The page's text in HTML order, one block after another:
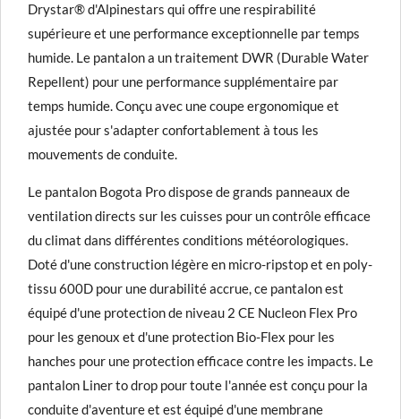
Drystar® d'Alpinestars qui offre une respirabilité
supérieure et une performance exceptionnelle par temps
humide. Le pantalon a un traitement DWR (Durable Water
Repellent) pour une performance supplémentaire par
temps humide. Conçu avec une coupe ergonomique et
ajustée pour s'adapter confortablement à tous les
mouvements de conduite.
Le pantalon Bogota Pro dispose de grands panneaux de
ventilation directs sur les cuisses pour un contrôle efficace
du climat dans différentes conditions météorologiques.
Doté d'une construction légère en micro-ripstop et en poly-
tissu 600D pour une durabilité accrue, ce pantalon est
équipé d'une protection de niveau 2 CE Nucleon Flex Pro
pour les genoux et d'une protection Bio-Flex pour les
hanches pour une protection efficace contre les impacts. Le
pantalon Liner to drop pour toute l'année est conçu pour la
conduite d'aventure et est équipé d'une membrane